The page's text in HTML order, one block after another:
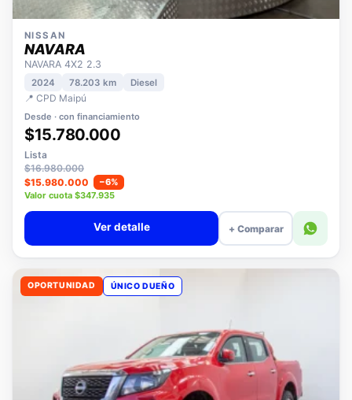
NISSAN
NAVARA
NAVARA 4X2 2.3
2024 78.203 km
📍 CPD Maipú
Desde · con financiamiento
$15.780.000
Lista
$16.980.000
$15.980.000
−6%
Valor cuota $347.935
+ Comparar
OPORTUNIDAD